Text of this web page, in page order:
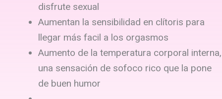
disfrute sexual
Aumentan la sensibilidad en clítoris para
llegar más facil a los orgasmos
Aumento de la temperatura corporal interna,
una sensación de sofoco rico que la pone
de buen humor